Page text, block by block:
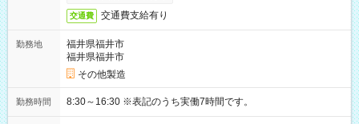
交通費 交通費支給有り
勤務地
福井県福井市
福井県福井市
その他製造
勤務時間 8:30～16:30 ※表記のうち実働7時間です。